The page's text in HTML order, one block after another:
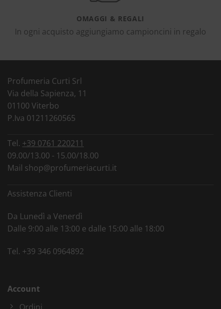
OMAGGI & REGALI
In ogni acquisto aggiungiamo campioncini in regalo
Profumeria Curti Srl
Via della Sapienza, 11
01100 Viterbo
P.Iva 01211260565
Tel. +39 0761 220211
09.00/13.00 - 15.00/18.00
Mail shop@profumeriacurti.it
Assistenza Clienti
Da Lunedì a Venerdì
Dalle 9:00 alle 13:00 e dalle 15:00 alle 18:00
Tel. +39 346 0964892
Account